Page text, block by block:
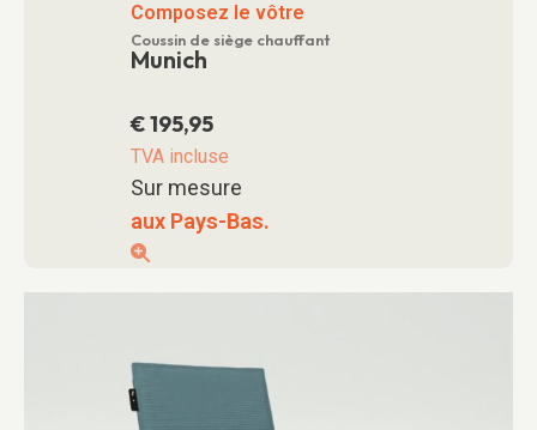
Composez le vôtre
Coussin de siège chauffant
Munich
€195,95
TVA incluse
Sur mesure
aux Pays-Bas.